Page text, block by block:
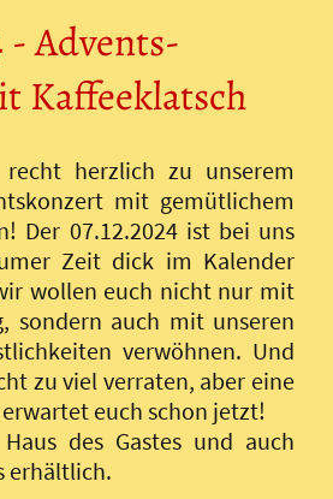
- Advents-
Kaffeeklatsch
herzlich zu unserem
mit gemütlichem
Der 07.12.2024 ist bei uns
Zeit dick im Kalender
wollen euch nicht nur mit
sondern auch mit unseren
verwöhnen. Und
zu viel verraten, aber eine
euch schon jetzt!
des Gastes und auch
erhältlich.